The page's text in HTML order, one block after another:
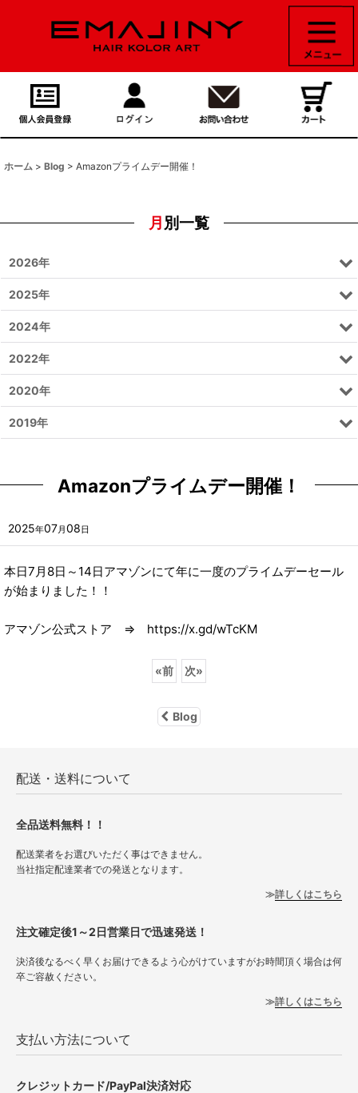
ホーム > Blog > Amazonプライムデー開催！
Amazonプライムデー開催！
2025年07月 08 日
本日7月8日～14日アマゾンにて年に一度のプライムデーセール
が始まりました！！
アマゾン公式ストア ⇒ https://x.gd/wTcKM
«前 次»
Blog
月別一覧
2026年
2025年
2024年
2022年
2020年
2019年
配送・送料について
全品送料無料！！
配送業者をお選びいただく事はできません。
当社指定配達業者での発送となります。
詳しくはこちら
注文確定後1～2日営業日で迅速発送！
決済後なるべく早くお届けできるよう心がけていますがお時間頂く場合は何
卒ご容赦ください。
詳しくはこちら
支払い方法について
クレジットカード/PayPal決済対応